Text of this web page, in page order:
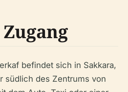
befindet sich in Sakkara,
südlich des Zentrums von